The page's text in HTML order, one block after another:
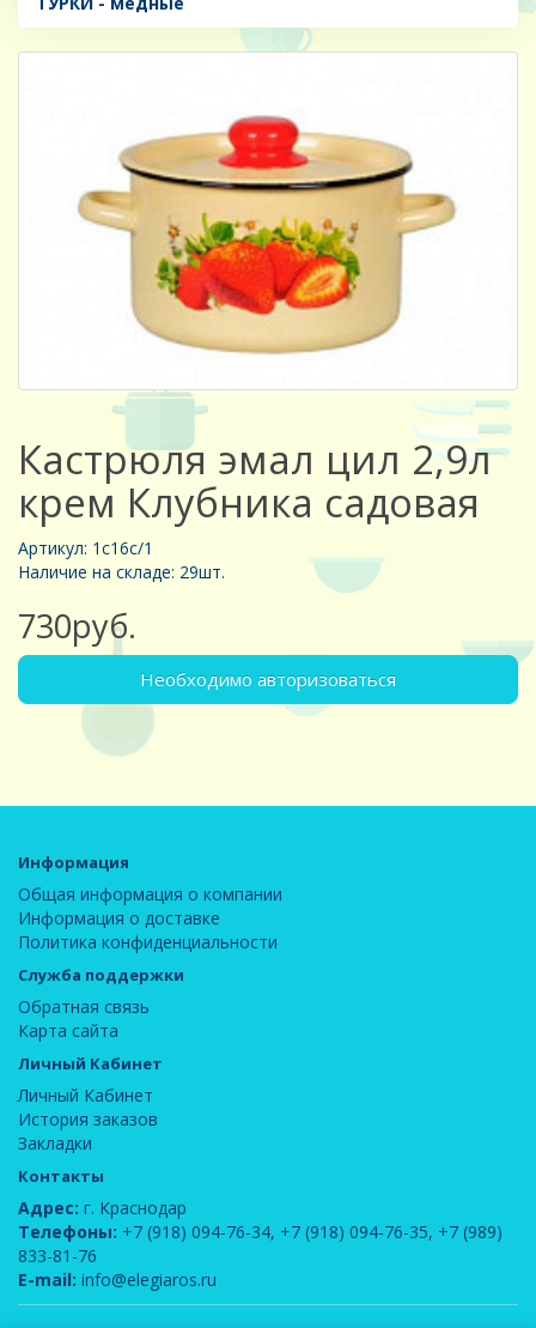
Кастрюля эмал цил 2,9л
крем Клубника садовая
Артикул: 1с16с/1
Наличие на складе: 29шт.
730руб.
Необходимо авторизоваться
Информация
Общая информация о компании
Информация о доставке
Политика конфиденциальности
Служба поддержки
Обратная связь
Карта сайта
Личный Кабинет
Личный Кабинет
История заказов
Закладки
Контакты
Адрес: г. Краснодар
Телефоны: +7 (918) 094-76-34, +7 (918) 094-76-35, +7 (989)
833-81-76
E-mail: info@elegiaros.ru